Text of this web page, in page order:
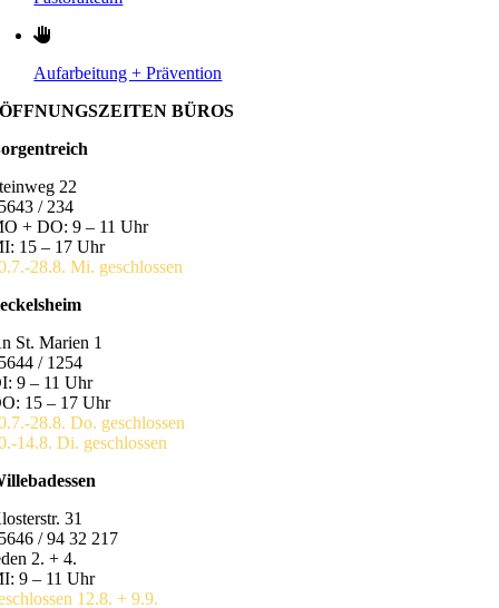
Aufarbeitung + Prävention
ÖFFNUNGSZEITEN BÜROS
22
/ 234
+ DO: 9 – 11 Uhr
15 – 17 Uhr
28.8. Mi. geschlossen
St. Marien 1
/ 1254
9 – 11 Uhr
15 – 17 Uhr
28.8. Do. geschlossen
14.8. Di. geschlossen
31
/ 94 32 217
2. + 4.
9 – 11 Uhr
12.8. + 9.9.